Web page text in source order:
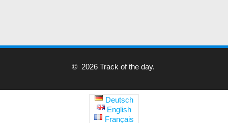
© 2026 Track of the day.
Deutsch
English
Français